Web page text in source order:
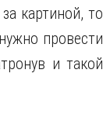
картиной, то
провести
и такой